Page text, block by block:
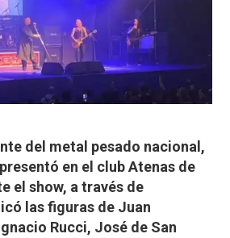
del metal pesado nacional,
en el club Atenas de
el show, a través de
las figuras de Juan
Rucci, José de San